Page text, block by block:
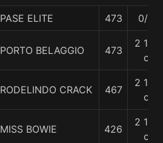
PASE ELITE 473 0/0
PORTO BELAGGIO 473
2 1/2
c
RODELINDO CRACK 467
2 1/2
c
MISS BOWIE 426
2 1/2
c